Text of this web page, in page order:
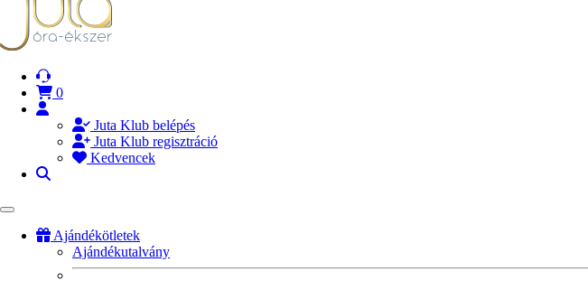
0
Juta Klub belépés
Juta Klub regisztráció
Kedvencek
Ajándékötletek
Ajándékutalvány